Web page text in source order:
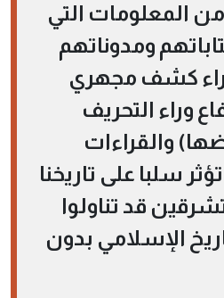
من المعلومات التي
ومدوناتهم
كشف مجهري
وراء التحريف
والقراءات
سلبا على تاريخنا
قد تناولوا
الإسلامي بدون